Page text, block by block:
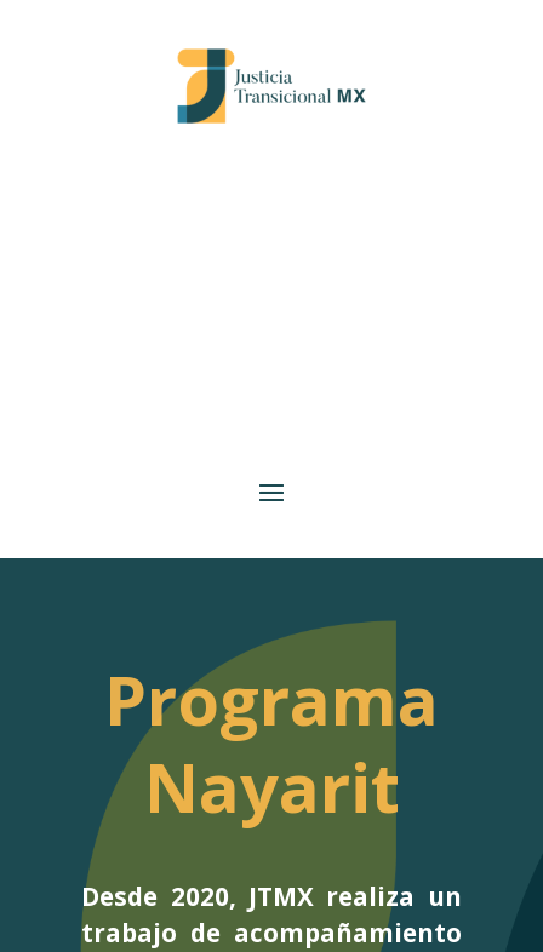
Programa
Nayarit
Desde 2020, JTMX realiza un
trabajo de acompañamiento